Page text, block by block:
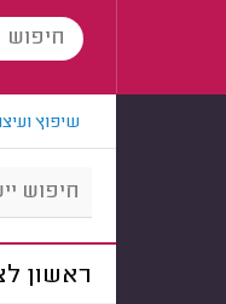
שיפוץ
ראשון